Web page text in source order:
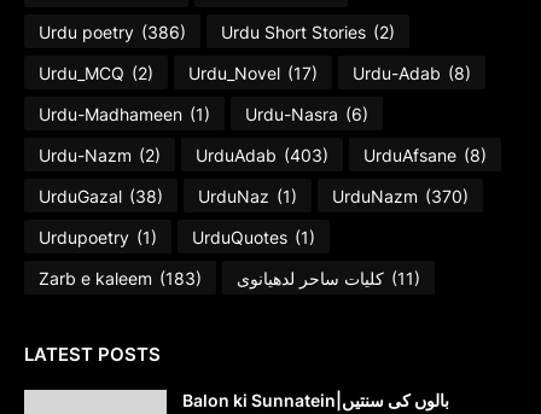
Urdu poetry (386) Urdu Short Stories (2)
Urdu_MCQ (2) Urdu_Novel (17) Urdu-Adab (8)
Urdu-Madhameen (1) Urdu-Nasra (6)
Urdu-Nazm (2) UrduAdab (403) UrduAfsane (8)
UrduGazal (38) UrduNaz (1) UrduNazm (370)
Urdupoetry (1) UrduQuotes (1)
Zarb e kaleem (183) کلیات ساحر لدھیانوی (11)
LATEST POSTS
Balon ki Sunnatein|بالوں کی سنتیں